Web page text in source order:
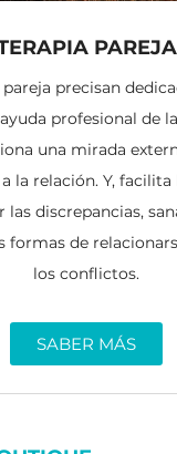
PAREJA
precisan
profesional de
una mirada
la relación. Y,
las discrepancias,
formas de
los conflictos.
SABER MÁS